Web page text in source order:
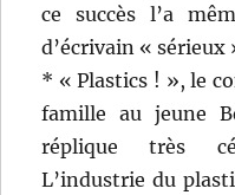
ce succès l’a
d’écrivain « sérieux
* « Plastics ! », le
famille au jeune
réplique très
L’industrie du